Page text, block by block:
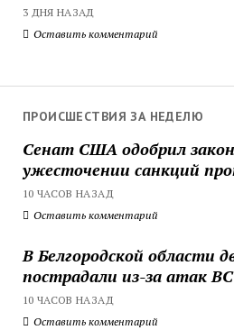
3 ДНЯ НАЗАД
Оставить комментарий
ПРОИСШЕСТВИЯ ЗА НЕДЕЛЮ
Сенат США одобрил
ужесточении санкций
10 ЧАСОВ НАЗАД
Оставить комментарий
В Белгородской области
пострадали из-за атак
10 ЧАСОВ НАЗАД
Оставить комментарий